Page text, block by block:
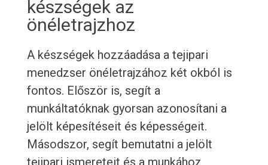
készségek az
önéletrajzhoz
A készségek hozzáadása a tejipari
menedzser önéletrajzához két okból is
fontos. Először is, segít a
munkáltatóknak gyorsan azonosítani a
jelölt képesítéseit és képességeit.
Másodszor, segít bemutatni a jelölt
tejipari ismereteit és a munkához